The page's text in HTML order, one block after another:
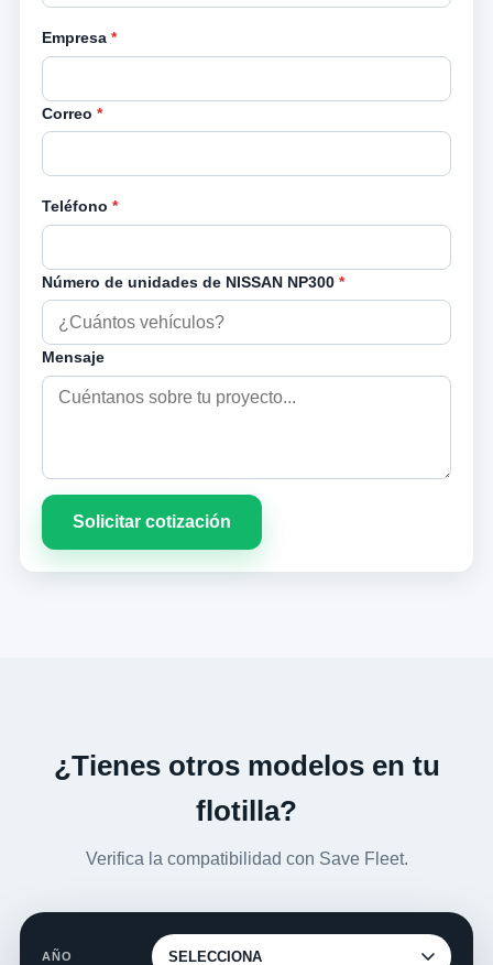
Empresa *
Correo *
Teléfono *
Número de unidades de NISSAN NP300 *
Mensaje
Solicitar cotización
¿Tienes otros modelos en tu
flotilla?
Verifica la compatibilidad con Save Fleet.
AÑO